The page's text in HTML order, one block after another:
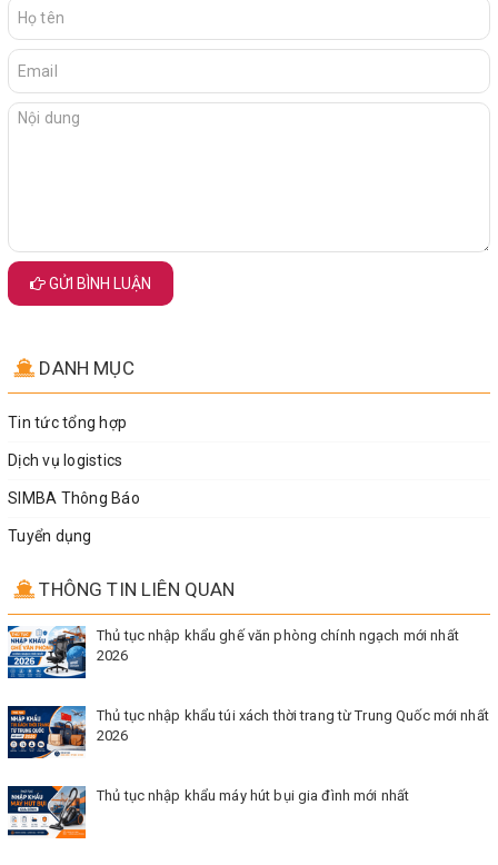
GỬI BÌNH LUẬN
DANH MỤC
Tin tức tổng hợp
Dịch vụ logistics
SIMBA Thông Báo
Tuyển dụng
THÔNG TIN LIÊN QUAN
Thủ tục nhập khẩu ghế văn phòng chính ngạch mới nhất
2026
Thủ tục nhập khẩu túi xách thời trang từ Trung Quốc mới nhất
2026
Thủ tục nhập khẩu máy hút bụi gia đình mới nhất